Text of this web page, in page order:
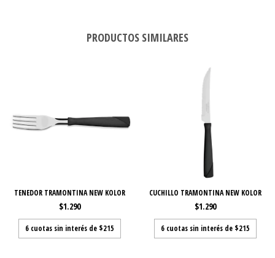
PRODUCTOS SIMILARES
TENEDOR TRAMONTINA NEW KOLOR
$1.290
6 cuotas sin interés de $215
CUCHILLO TRAMONTINA NEW KOLOR
$1.290
6 cuotas sin interés de $215